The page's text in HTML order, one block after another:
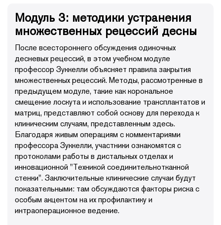
Модуль 3: методики устранения
множественных рецессий десны
После всестороннего обсуждения одиночных
десневых рецессий, в этом учебном модуле
профессор Зуккелли объясняет правила закрытия
множественных рецессий. Методы, рассмотренные в
предыдущем модуле, такие как корональное
смещение лоскута и использование трансплантатов и
матриц, представляют собой основу для перехода к
клиническим случаям, представленным здесь.
Благодаря живым операциям с комментариями
профессора Зуккелли, участники ознакомятся с
протоколами работы в дистальных отделах и
инновационной "Техникой соединительнотканной
стенки". Заключительные клинические случаи будут
показательными: там обсуждаются факторы риска с
особым акцентом на их профилактику и
интраоперационное ведение.